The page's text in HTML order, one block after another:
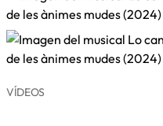
VÍDEOS